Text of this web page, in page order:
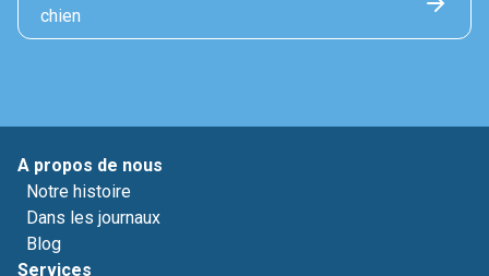
chien
A propos de nous
Notre histoire
Dans les journaux
Blog
Services